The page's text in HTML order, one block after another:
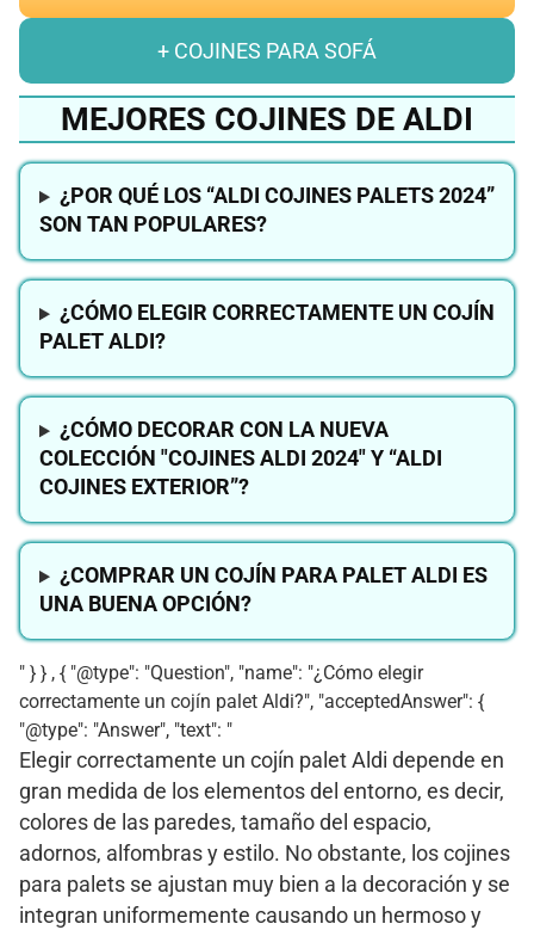
+ COJINES PARA SOFÁ
MEJORES COJINES DE ALDI
¿POR QUÉ LOS “ALDI COJINES PALETS 2024”
SON TAN POPULARES?
¿CÓMO ELEGIR CORRECTAMENTE UN COJÍN
PALET ALDI?
¿CÓMO DECORAR CON LA NUEVA
COLECCIÓN "COJINES ALDI 2024" Y “ALDI
COJINES EXTERIOR”?
¿COMPRAR UN COJÍN PARA PALET ALDI ES
UNA BUENA OPCIÓN?
" } } , { "@type": "Question", "name": "¿Cómo elegir
correctamente un cojín palet Aldi?", "acceptedAnswer": {
"@type": "Answer", "text": "
Elegir correctamente un cojín palet Aldi depende en
gran medida de los elementos del entorno, es decir,
colores de las paredes, tamaño del espacio,
adornos, alfombras y estilo. No obstante, los cojines
para palets se ajustan muy bien a la decoración y se
integran uniformemente causando un hermoso y